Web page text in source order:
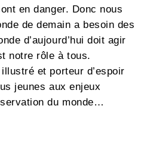
en danger. Donc nous
de demain a besoin des
d’aujourd’hui doit agir
notre rôle à tous.
et porteur d’espoir
jeunes aux enjeux
du monde
en partenariat avec